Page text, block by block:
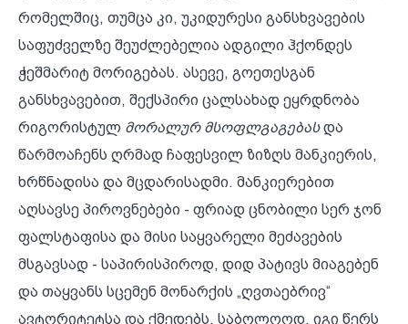
რომელშიც, თუმცა კი, უკიდურესი განსხვავების
საფუძველზე შეუძლებელია ადგილი ჰქონდეს
ჭეშმარიტ მორიგებას. ასევე, გოეთესგან
განსხვავებით, შექსპირი ცალსახად ეყრდნობა
რიგორისტულ მორალურ მსოფლგაგებასდა
წარმოაჩენს ღრმად ჩაფესვილ ზიზღს მანკიერის,
ხრწნადისა და მცდარისადმი. მანკიერებით
აღსავსე პიროვნებები - ფრიად ცნობილი სერ ჯონ
ფალსტაფისა და მისი საყვარელი მეძავების
მსგავსად - საპირისპიროდ, დიდ პატივს მიაგებენ
და თაყვანს სცემენ მონარქის „ღვთაებრივ“
ავტორიტეტსა და ქმედებს. საბოლოოდ, იგი წერს